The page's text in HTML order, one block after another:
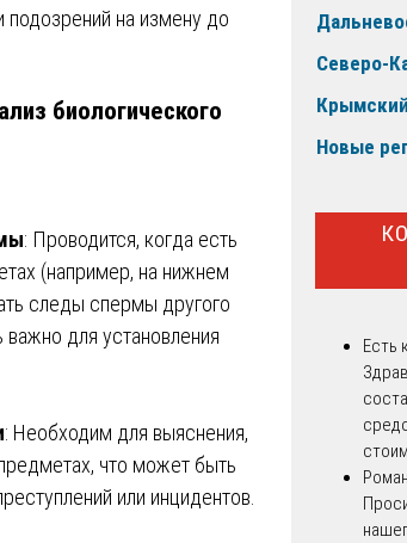
подозрений на измену до
биологического
: Проводится, когда есть
(например, на нижнем
следы спермы другого
для установления
: Необходим для выяснения,
что может быть
или инцидентов.
Северо-
Новые
Есть